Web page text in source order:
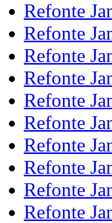
Refonte
Refonte
Refonte
Refonte
Refonte
Refonte
Refonte
Refonte
Refonte
Refonte